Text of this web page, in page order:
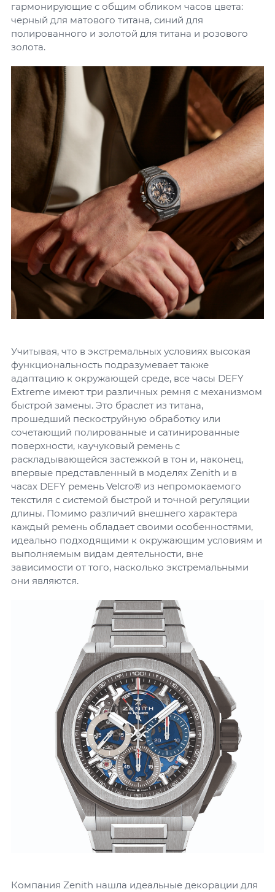
гармонирующие с общим обликом часов цвета:
черный для матового титана, синий для
полированного и золотой для титана и розового
золота.
Учитывая, что в экстремальных условиях высокая
функциональность подразумевает также
адаптацию к окружающей среде, все часы DEFY
Extreme имеют три различных ремня с механизмом
быстрой замены. Это браслет из титана,
прошедший пескоструйную обработку или
сочетающий полированные и сатинированные
поверхности, каучуковый ремень с
раскладывающейся застежкой в тон и, наконец,
впервые представленный в моделях Zenith и в
часах DEFY ремень Velcro® из непромокаемого
текстиля с системой быстрой и точной регуляции
длины. Помимо различий внешнего характера
каждый ремень обладает своими особенностями,
идеально подходящими к окружающим условиям и
выполняемым видам деятельности, вне
зависимости от того, насколько экстремальными
они являются.
Компания Zenith нашла идеальные декорации для